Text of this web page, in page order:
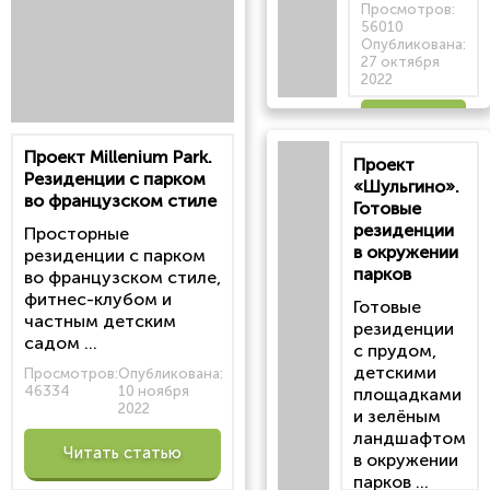
Проект Millenium Park.
Резиденции с парком
во французском стиле
Просторные
резиденции с парком
во французском стиле,
фитнес-клубом и
частным детским
садом ...
Просмотров:
46334
Опубликована:
10 ноября
2022
Читать статью
Просмотров:
56010
Опубликована:
27 октября
2022
статью
Проект
«Шульгино».
Готовые
резиденции
в окружении
парков
Готовые
резиденции
с прудом,
детскими
площадками
и зелёным
ландшафтом
в окружении
парков ...